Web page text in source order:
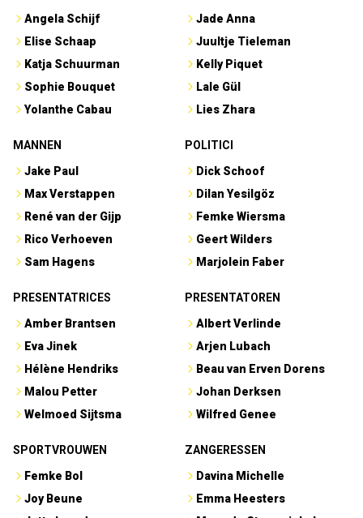
Angela Schijf
Elise Schaap
Katja Schuurman
Sophie Bouquet
Yolanthe Cabau
Jade Anna
Juultje Tieleman
Kelly Piquet
Lale Gül
Lies Zhara
MANNEN
Jake Paul
Max Verstappen
René van der Gijp
Rico Verhoeven
Sam Hagens
POLITICI
Dick Schoof
Dilan Yesilgöz
Femke Wiersma
Geert Wilders
Marjolein Faber
PRESENTATRICES
Amber Brantsen
Eva Jinek
Hélène Hendriks
Malou Petter
Welmoed Sijtsma
PRESENTATOREN
Albert Verlinde
Arjen Lubach
Beau van Erven Dorens
Johan Derksen
Wilfred Genee
SPORTVROUWEN
Femke Bol
Joy Beune
ZANGERESSEN
Davina Michelle
Emma Heesters